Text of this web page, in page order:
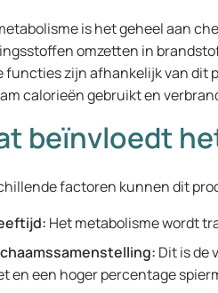
is het geheel aan
omzetten in
functies zijn afhankelijk van dit
calorieën gebruikt en
beïnvloedt
factoren kunnen dit
Het metabolisme wordt
Dit is de
en een hoger percentage